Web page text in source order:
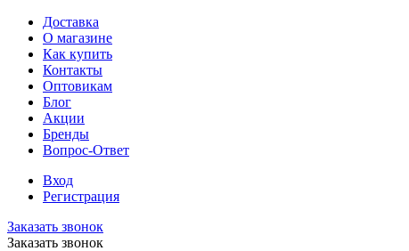
Доставка
О магазине
Как купить
Контакты
Оптовикам
Блог
Акции
Бренды
Вопрос-Ответ
Вход
Регистрация
Заказать звонок
Заказать звонок